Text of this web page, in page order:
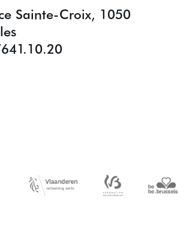
Sainte-Croix, 1050